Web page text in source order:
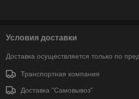
Условия доставки
Доставка осуществляется только по
Транспортная компания
Доставка "Самовывоз"